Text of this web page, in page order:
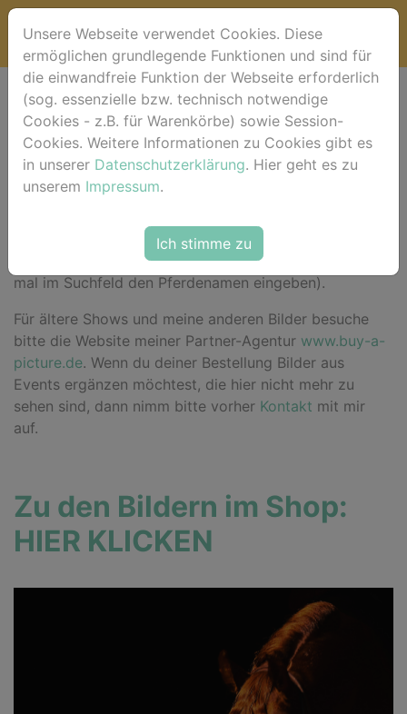
Willkommen bei
horse-foto.de !
findest du für das aktuelle Event deine
Bilder sortiert nach Pferdenamen (alternativ einfach
mal im Suchfeld den Pferdenamen eingeben).
Für ältere Shows und meine anderen Bilder besuche
bitte die Website meiner Partner-Agentur www.buy-a-
picture.de. Wenn du deiner Bestellung Bilder aus
Events ergänzen möchtest, die hier nicht mehr zu
sehen sind, dann nimm bitte vorher Kontakt mit mir
auf.
Zu den Bildern im Shop:
HIER KLICKEN
Unsere Webseite verwendet Cookies. Diese
ermöglichen grundlegende Funktionen und sind für
die einwandfreie Funktion der Webseite erforderlich
(sog. essenzielle bzw. technisch notwendige
Cookies - z.B. für Warenkörbe) sowie Session-
Cookies. Weitere Informationen zu Cookies gibt es
in unserer Datenschutzerklärung. Hier geht es zu
unserem Impressum.
Ich stimme zu